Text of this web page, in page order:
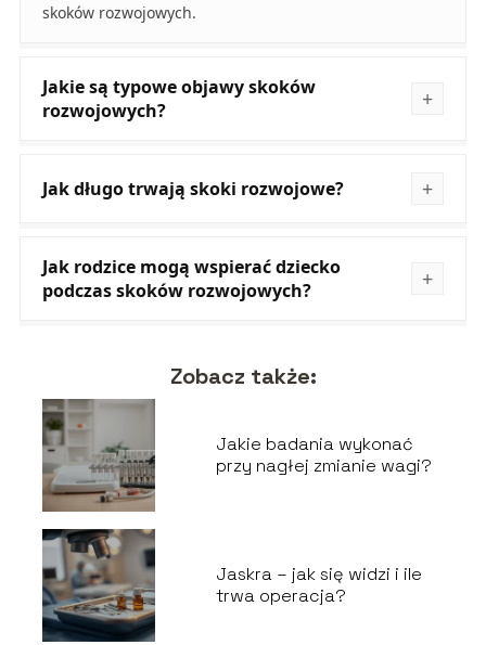
skoków rozwojowych.
Jakie są typowe objawy skoków
rozwojowych?
Jak długo trwają skoki rozwojowe?
Jak rodzice mogą wspierać dziecko
podczas skoków rozwojowych?
Zobacz także:
Jakie badania wykonać
przy nagłej zmianie wagi?
Jaskra – jak się widzi i ile
trwa operacja?